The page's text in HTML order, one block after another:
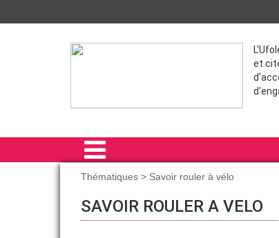
et
SPORTIVES
Thématiques > Savoir rouler à vélo
SAVOIR ROULER A VELO